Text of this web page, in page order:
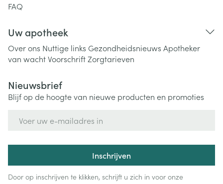
FAQ
Uw apotheek
Over ons Nuttige links Gezondheidsnieuws Apotheker
van wachtVoorschriftZorgtarieven
Nieuwsbrief
Blijf op de hoogte van nieuwe producten en promoties
Inschrijven
Door op inschrijven te klikken, schrijft u zich in voor onze